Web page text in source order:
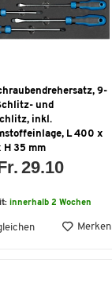
9-
und
inkl.
L 400 x
H 35 mm
29.10
innerhalb 2 Wochen
Merken